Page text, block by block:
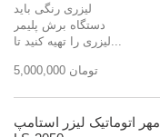
لیزری رنگی باید
دستگاه برش پلیمر
لیزری را تهیه کنید تا...
5,000,000 تومان
مهر اتوماتیک لیزر استامپ